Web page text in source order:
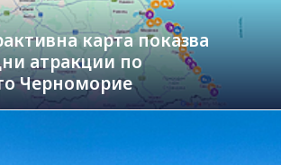
карта показва
атракции по
Черноморие